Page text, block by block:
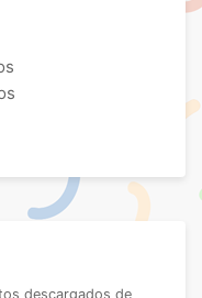
descargados de